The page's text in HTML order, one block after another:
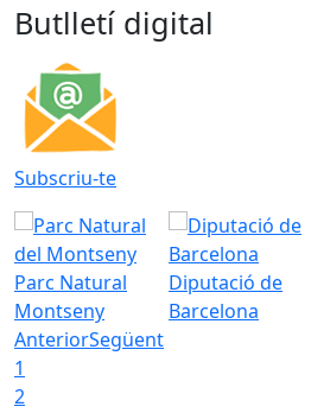
Butlletí digital
Subscriu-te
Parc Natural
Montseny
Diputació de
Barcelona
AnteriorSegüent
1
2